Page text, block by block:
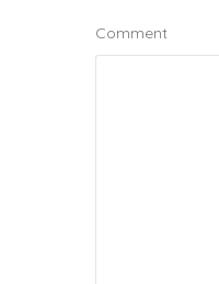
Comment